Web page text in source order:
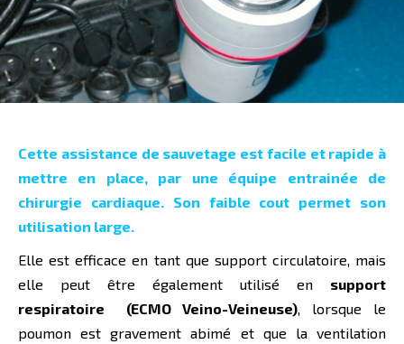
Cette assistance de sauvetage est facile et rapide à
mettre en place, par une équipe entrainée de
chirurgie cardiaque. Son faible cout permet son
utilisation large.
Elle est efficace en tant que support circulatoire, mais
elle peut être également utilisé en support
respiratoire (ECMO Veino-Veineuse), lorsque le
poumon est gravement abimé et que la ventilation